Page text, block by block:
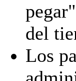
del
Los